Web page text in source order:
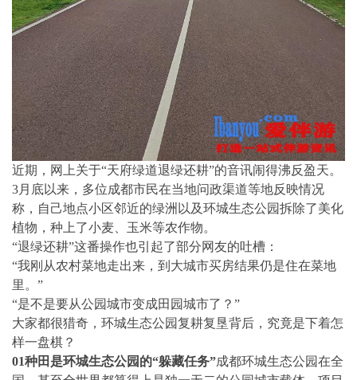
近期，网上关于“天府绿道退绿还耕”的音讯闹得沸反盈天。
3月底以来，多位成都市民在当地问政渠道等地反映情况
称，自己地点小区邻近的绿洲以及环城生态公园拆除了美化
植物，种上了小麦、玉米等农作物。
“退绿还耕”这番操作也引起了部分网友的吐槽：
“我刚从农村菜地走出来，到大城市买房结果仍是住在菜地
里。”
“是不是要从公园城市变成田园城市了？”
大家都很猎奇，环城生态公园复耕复垦背后，究竟是下着怎
样一盘棋？
01种田是环城生态公园的“躲藏任务”成都环城生态公园在全